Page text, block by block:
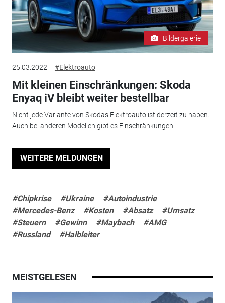
Bildergalerie
25.03.2022 #Elektroauto
Mit kleinen Einschränkungen: Skoda
Enyaq iV bleibt weiter bestellbar
Nicht jede Variante von Skodas Elektroauto ist derzeit zu haben.
Auch bei anderen Modellen gibt es Einschränkungen.
WEITERE MELDUNGEN
#Chipkrise #Ukraine
#Autoindustrie
#Mercedes-Benz
#Kosten #Absatz
#Umsatz
#Steuern
#Gewinn #Maybach
#AMG
#Russland
#Halbleiter
MEISTGELESEN